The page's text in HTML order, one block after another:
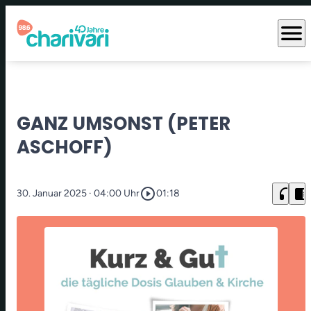
menu
GANZ UMSONST (PETER
ASCHOFF)
30. Januar 2025 · 04:00 Uhrplay_circle_outline01:18 headphones chrome_reader_mode